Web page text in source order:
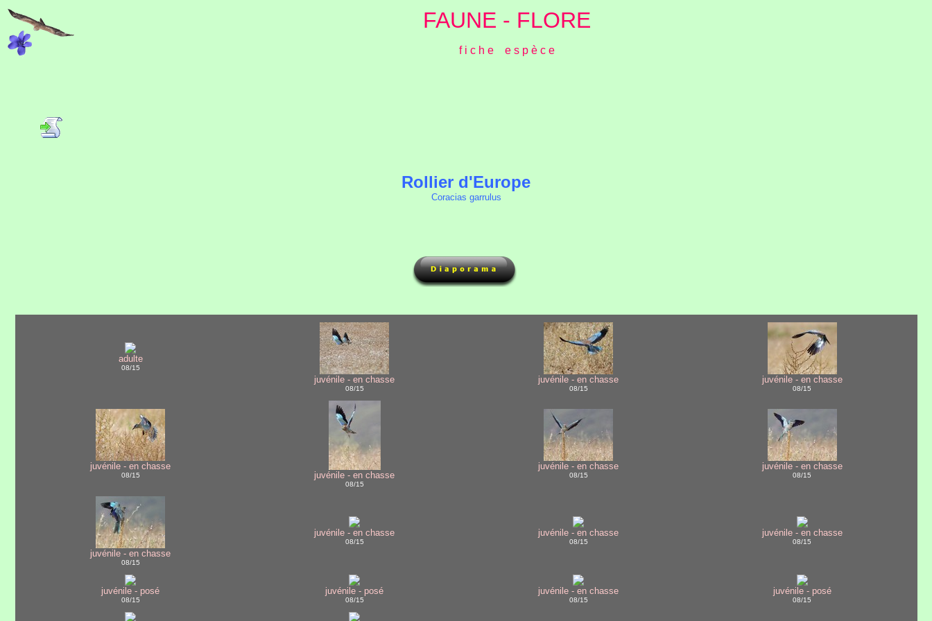
FAUNE - FLORE
f i c h e e s p è c e
Rollier d'Europe
Coracias garrulus
adulte
08/15
juvénile - en chasse
08/15
juvénile - en chasse
08/15
juvénile - en chasse
08/15
juvénile - en chasse
08/15 juvénile - en chasse
08/15
juvénile - en chasse
08/15
juvénile - en chasse
08/15
juvénile - en chasse
08/15
juvénile - en chasse
08/15
juvénile - en chasse
08/15
juvénile - en chasse
08/15
juvénile - posé
08/15
juvénile - posé
08/15
juvénile - en chasse
08/15
juvénile - posé
08/15